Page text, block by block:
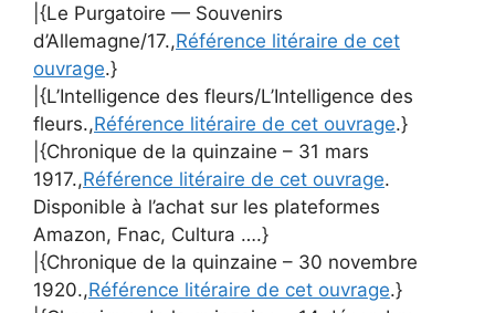
|{Le Purgatoire — Souvenirs
d’Allemagne/17.,Référence litéraire de cet
ouvrage.}
|{L’Intelligence des fleurs/L’Intelligence des
fleurs.,Référence litéraire de cet ouvrage.}
|{Chronique de la quinzaine – 31 mars
1917.,Référence litéraire de cet ouvrage.
Disponible à l’achat sur les plateformes
Amazon, Fnac, Cultura ….}
|{Chronique de la quinzaine – 30 novembre
1920.,Référence litéraire de cet ouvrage.}